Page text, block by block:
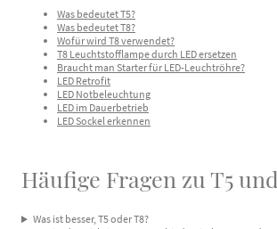
Was bedeutet T5?
Was bedeutet T8?
Wofür wird T8 verwendet?
T8 Leuchtstofflampe durch LED ersetzen
Braucht man Starter für LED-Leuchtröhre?
LED Retrofit
LED Notbeleuchtung
LED im Dauerbetrieb
LED Sockel erkennen
Häufige Fragen zu T5
Was ist besser, T5 oder T8?